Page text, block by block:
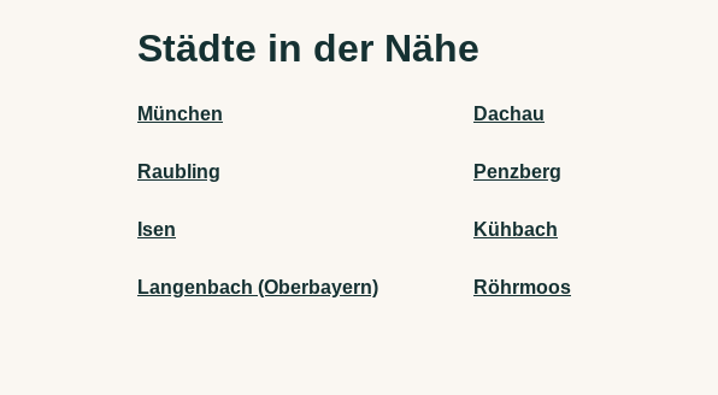
Städte in der Nähe
München Dachau
Raubling Penzberg
Isen Kühbach
Langenbach (Oberbayern) Röhrmoos